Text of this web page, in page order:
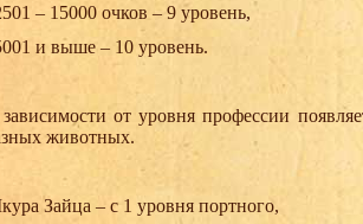
– 15000 очков – 9 уровень,
и выше – 10 уровень.
от уровня профессии
животных.
Зайца – с 1 уровня портного,